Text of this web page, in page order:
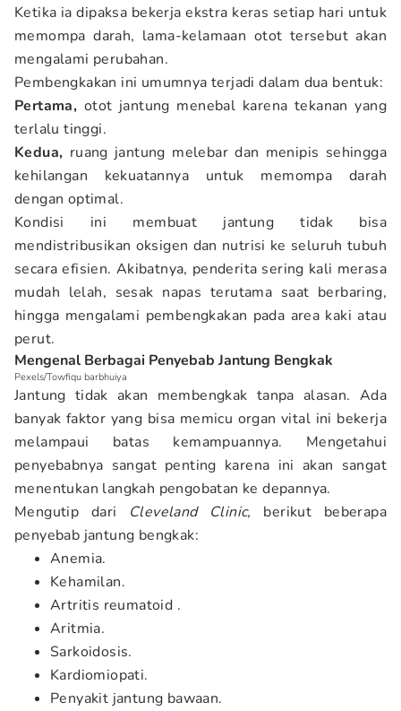
Ketika ia dipaksa bekerja ekstra keras setiap hari untuk
memompa darah, lama-kelamaan otot tersebut akan
mengalami perubahan.
Pembengkakan ini umumnya terjadi dalam dua bentuk:
Pertama, otot jantung menebal karena tekanan yang
terlalu tinggi.
Kedua, ruang jantung melebar dan menipis sehingga
kehilangan kekuatannya untuk memompa darah
dengan optimal.
Kondisi ini membuat jantung tidak bisa
mendistribusikan oksigen dan nutrisi ke seluruh tubuh
secara efisien. Akibatnya, penderita sering kali merasa
mudah lelah, sesak napas terutama saat berbaring,
hingga mengalami pembengkakan pada area kaki atau
perut.
Mengenal Berbagai Penyebab Jantung Bengkak
Pexels/Towfiqu barbhuiya
Jantung tidak akan membengkak tanpa alasan. Ada
banyak faktor yang bisa memicu organ vital ini bekerja
melampaui batas kemampuannya. Mengetahui
penyebabnya sangat penting karena ini akan sangat
menentukan langkah pengobatan ke depannya.
Mengutip dari Cleveland Clinic, berikut beberapa
penyebab jantung bengkak:
Anemia.
Kehamilan.
Artritis reumatoid .
Aritmia.
Sarkoidosis.
Kardiomiopati.
Penyakit jantung bawaan.